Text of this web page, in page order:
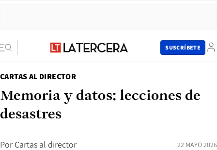
SUSCRÍBETE
CARTAS AL DIRECTOR
Memoria y datos: lecciones de
desastres
Por Cartas al director 22 MAYO 2026